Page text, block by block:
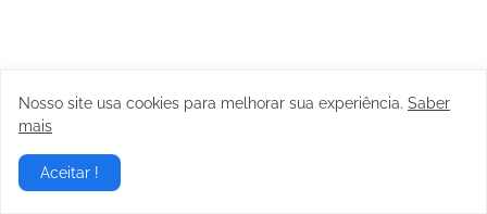
Nosso site usa cookies para melhorar sua experiência. Saber
mais
Aceitar !